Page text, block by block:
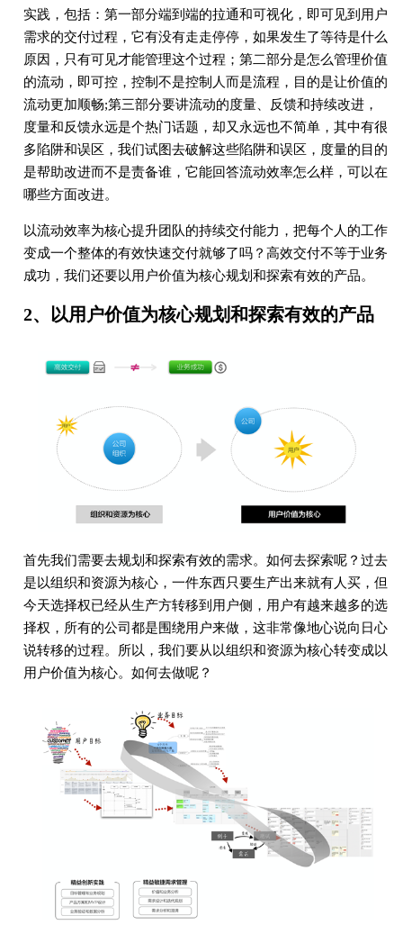
实践，包括：第一部分端到端的拉通和可视化，即可见到用户
需求的交付过程，它有没有走走停停，如果发生了等待是什么
原因，只有可见才能管理这个过程；第二部分是怎么管理价值
的流动，即可控，控制不是控制人而是流程，目的是让价值的
流动更加顺畅;第三部分要讲流动的度量、反馈和持续改进，
度量和反馈永远是个热门话题，却又永远也不简单，其中有很
多陷阱和误区，我们试图去破解这些陷阱和误区，度量的目的
是帮助改进而不是责备谁，它能回答流动效率怎么样，可以在
哪些方面改进。
以流动效率为核心提升团队的持续交付能力，把每个人的工作
变成一个整体的有效快速交付就够了吗？高效交付不等于业务
成功，我们还要以用户价值为核心规划和探索有效的产品。
2、以用户价值为核心规划和探索有效的产品
首先我们需要去规划和探索有效的需求。如何去探索呢？过去
是以组织和资源为核心，一件东西只要生产出来就有人买，但
今天选择权已经从生产方转移到用户侧，用户有越来越多的选
择权，所有的公司都是围绕用户来做，这非常像地心说向日心
说转移的过程。所以，我们要从以组织和资源为核心转变成以
用户价值为核心。如何去做呢？